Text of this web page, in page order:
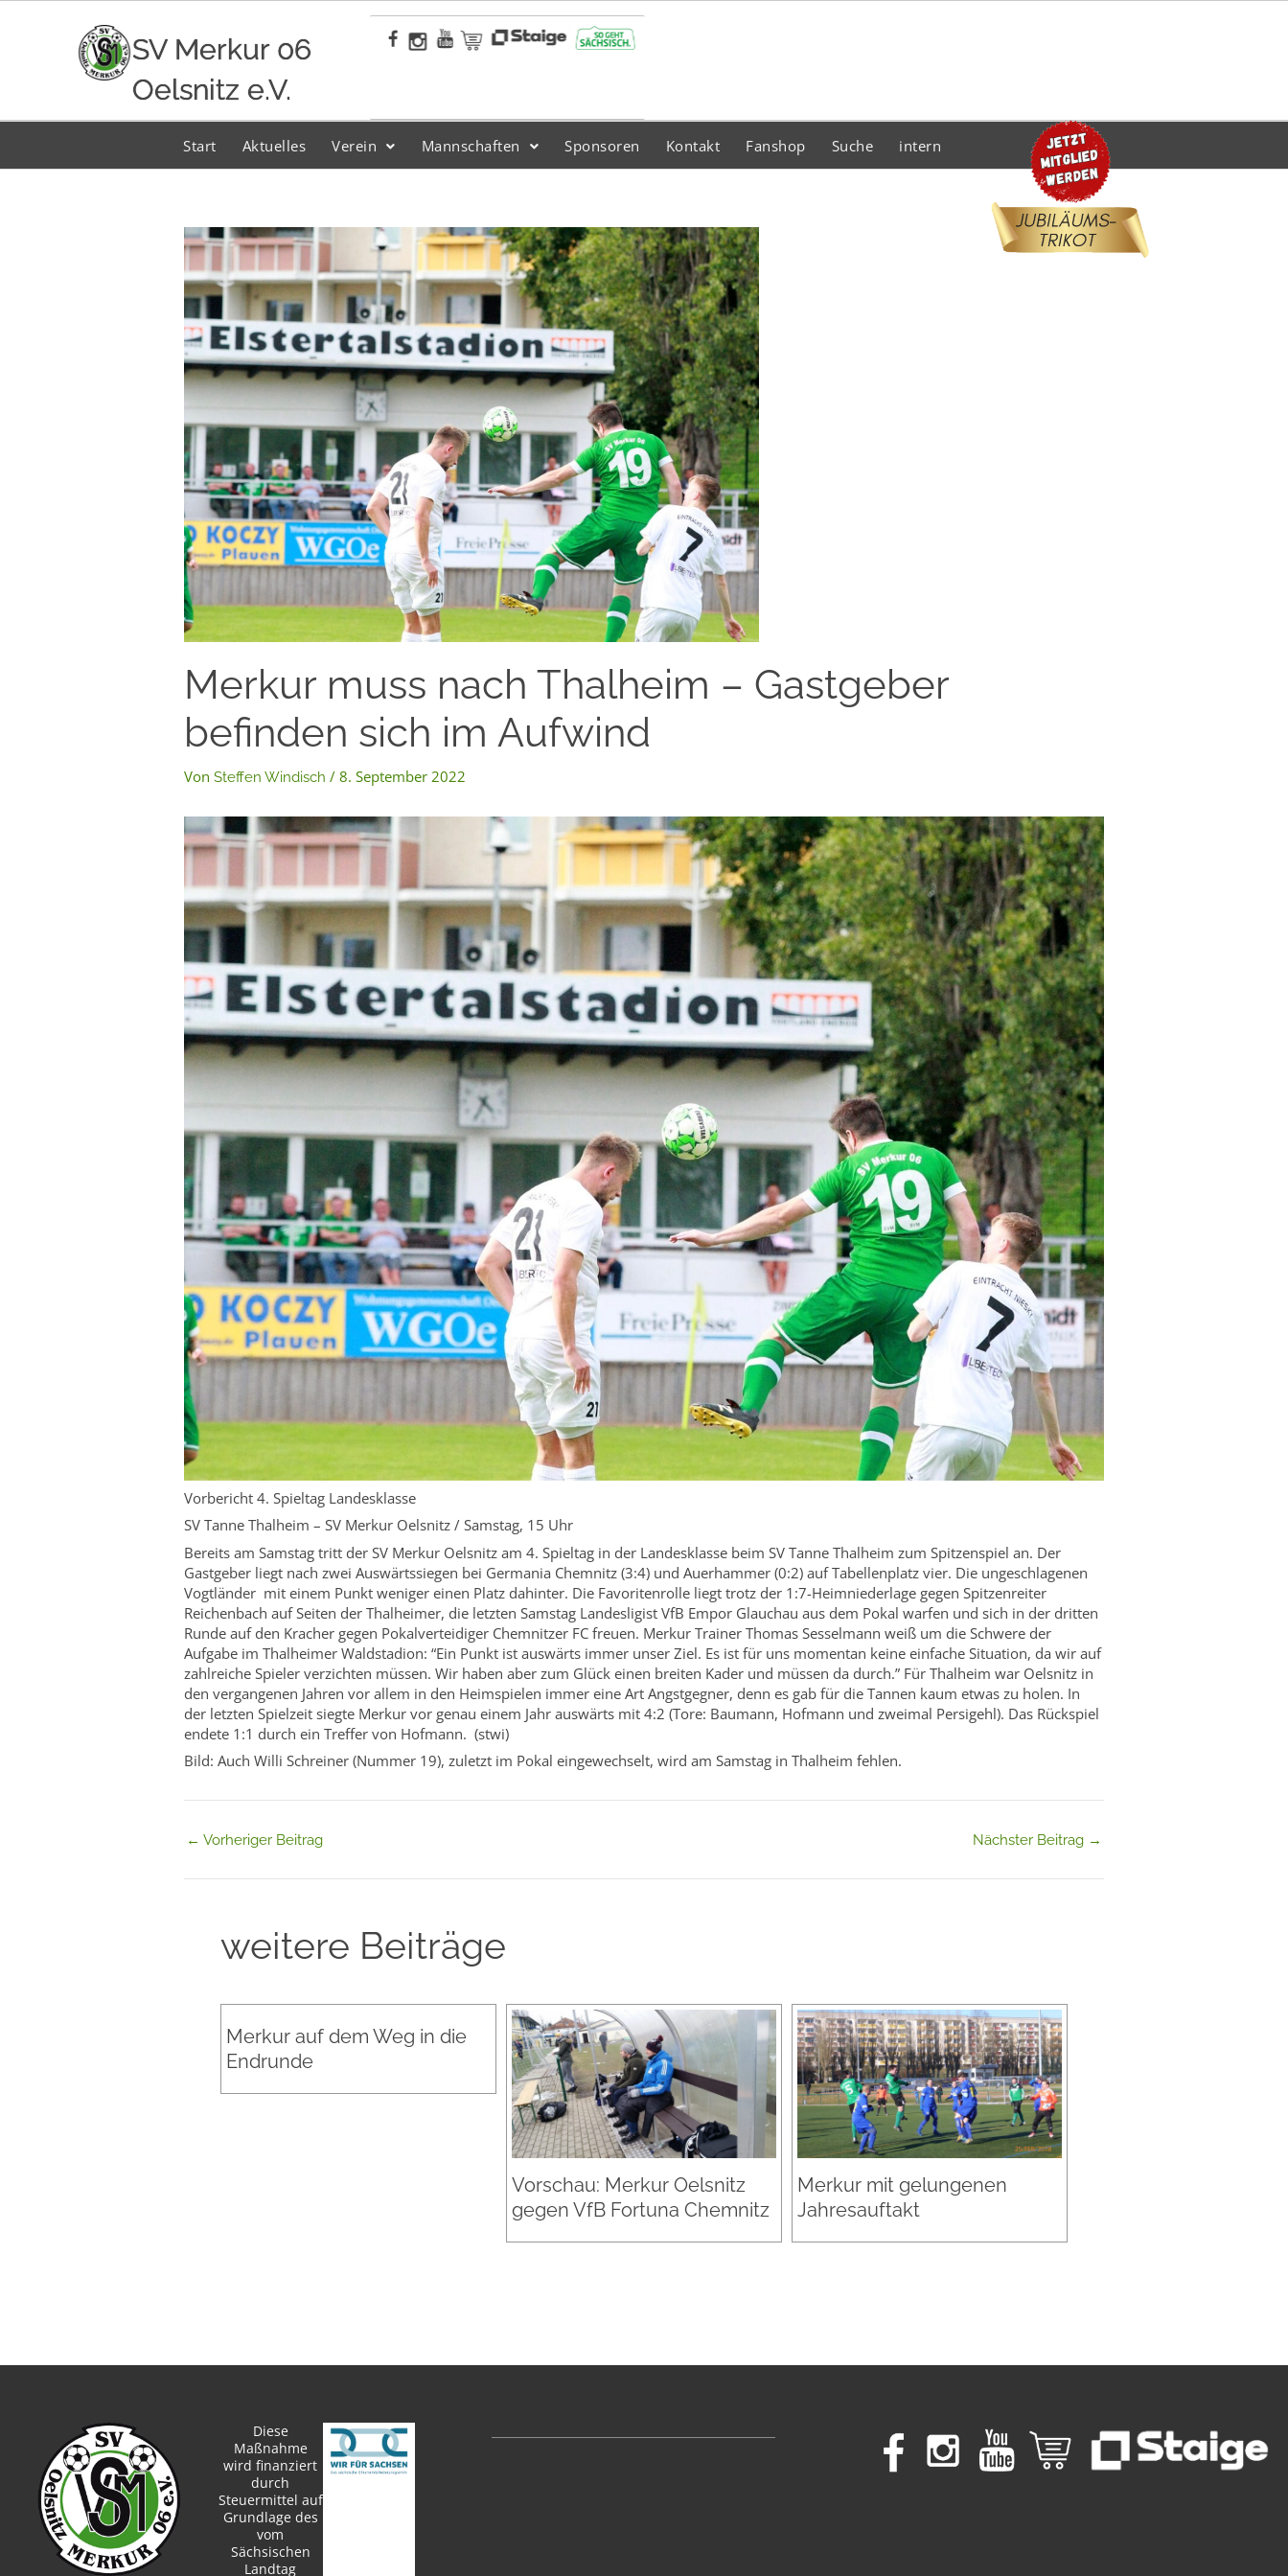
SV Merkur 06
Oelsnitz e.V.
Start Aktuelles Verein Mannschaften Sponsoren Kontakt Fanshop Suche intern
Merkur muss nach Thalheim – Gastgeber
befinden sich im Aufwind
Von Steffen Windisch / 8. September 2022
Vorbericht 4. Spieltag Landesklasse
SV Tanne Thalheim – SV Merkur Oelsnitz / Samstag, 15 Uhr
Bereits am Samstag tritt der SV Merkur Oelsnitz am 4. Spieltag in der Landesklasse beim SV Tanne Thalheim zum Spitzenspiel an. Der
Gastgeber liegt nach zwei Auswärtssiegen bei Germania Chemnitz (3:4) und Auerhammer (0:2) auf Tabellenplatz vier. Die ungeschlagenen
Vogtländer mit einem Punkt weniger einen Platz dahinter. Die Favoritenrolle liegt trotz der 1:7-Heimniederlage gegen Spitzenreiter
Reichenbach auf Seiten der Thalheimer, die letzten Samstag Landesligist VfB Empor Glauchau aus dem Pokal warfen und sich in der dritten
Runde auf den Kracher gegen Pokalverteidiger Chemnitzer FC freuen. Merkur Trainer Thomas Sesselmann weiß um die Schwere der
Aufgabe im Thalheimer Waldstadion: “Ein Punkt ist auswärts immer unser Ziel. Es ist für uns momentan keine einfache Situation, da wir auf
zahlreiche Spieler verzichten müssen. Wir haben aber zum Glück einen breiten Kader und müssen da durch.” Für Thalheim war Oelsnitz in
den vergangenen Jahren vor allem in den Heimspielen immer eine Art Angstgegner, denn es gab für die Tannen kaum etwas zu holen. In
der letzten Spielzeit siegte Merkur vor genau einem Jahr auswärts mit 4:2 (Tore: Baumann, Hofmann und zweimal Persigehl). Das Rückspiel
endete 1:1 durch ein Treffer von Hofmann. (stwi)
Bild: Auch Willi Schreiner (Nummer 19), zuletzt im Pokal eingewechselt, wird am Samstag in Thalheim fehlen.
← Vorheriger Beitrag Nächster Beitrag →
weitere Beiträge
Merkur auf dem Weg in die
Endrunde
Vorschau: Merkur Oelsnitz
gegen VfB Fortuna Chemnitz
Merkur mit gelungenen
Jahresauftakt
Diese
Maßnahme
wird finanziert
durch
Steuermittel auf
Grundlage des
vom
Sächsischen
Landtag